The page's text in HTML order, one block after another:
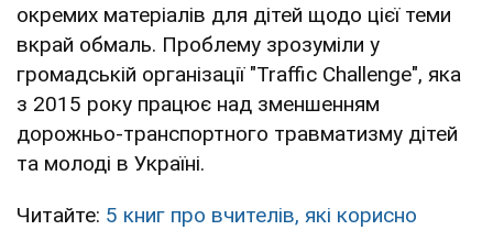
окремих матеріалів для дітей щодо цієї теми
вкрай обмаль. Проблему зрозуміли у
громадській організації "Traffic Challenge", яка
з 2015 року працює над зменшенням
дорожньо-транспортного травматизму дітей
та молоді в Україні.
Читайте: 5 книг про вчителів, які корисно